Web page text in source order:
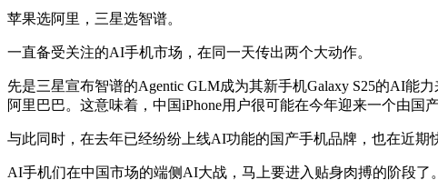
苹果选阿里，三星选智谱。
一直备受关注的AI手机市场，在同一天传出两个大动作。
先是三星宣布智谱的Agentic GLM成为其新手机Galaxy S25的AI能
阿里巴巴。这意味着，中国iPhone用户很可能在今年迎来一个由国产
与此同时，在去年已经纷纷上线AI功能的国产手机品牌，也在近期
AI手机们在中国市场的端侧AI大战，马上要进入贴身肉搏的阶段了。